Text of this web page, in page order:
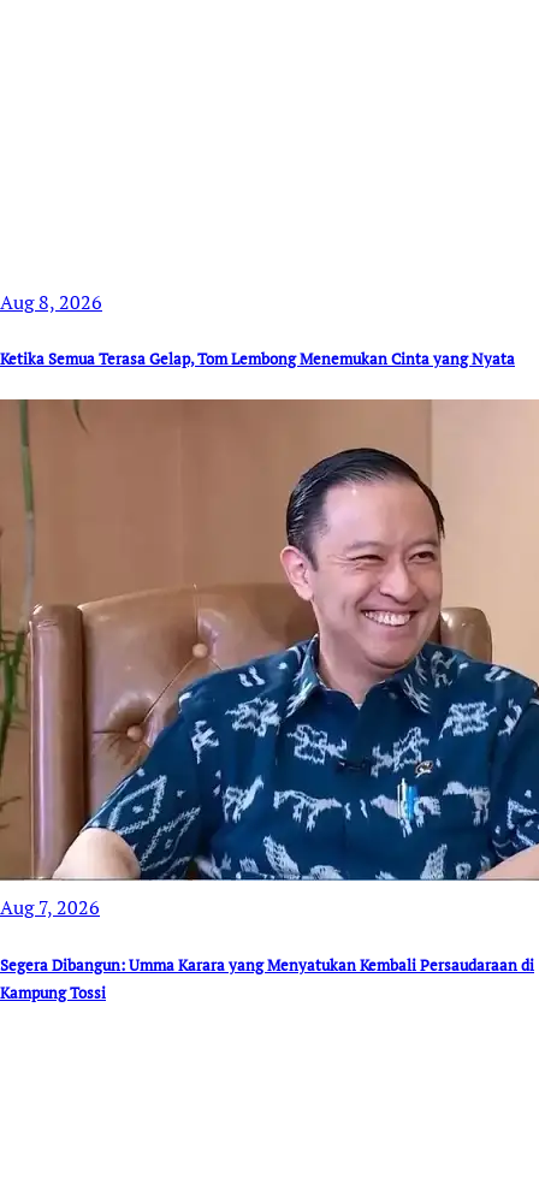
Aug 8, 2026
Ketika Semua Terasa Gelap, Tom Lembong Menemukan Cinta yang Nyata
Aug 7, 2026
Segera Dibangun: Umma Karara yang Menyatukan Kembali Persaudaraan di
Kampung Tossi